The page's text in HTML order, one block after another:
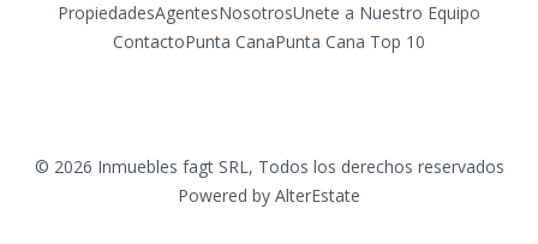
PropiedadesAgentesNosotrosUnete a Nuestro Equipo
ContactoPunta CanaPunta Cana Top 10
© 2026 Inmuebles fagt SRL, Todos los derechos reservados
Powered by AlterEstate